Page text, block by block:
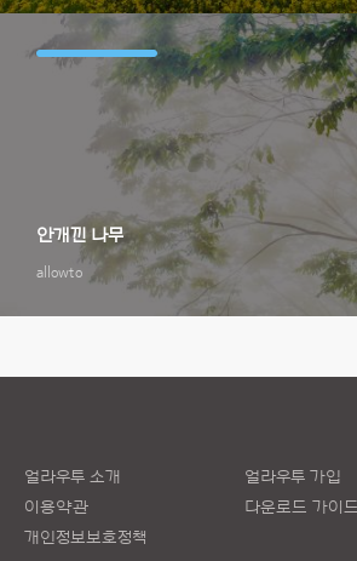
allowto
안개낀 나무
얼라우투 소개
이용약관
개인정보보호정책
얼라우투 가입
다운로드 가이드